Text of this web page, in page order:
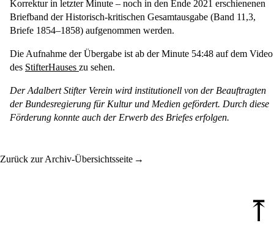
Korrektur in letzter Minute – noch in den Ende 2021 erschienenen
Briefband der Historisch-kritischen Gesamtausgabe (Band 11,3,
Briefe 1854–1858) aufgenommen werden.
Die Aufnahme der Übergabe ist ab der Minute 54:48 auf dem Video
des StifterHauses zu sehen.
Der Adalbert Stifter Verein wird institutionell von der Beauftragten
der Bundesregierung für Kultur und Medien gefördert. Durch diese
Förderung konnte auch der Erwerb des Briefes erfolgen.
Zurück zur Archiv-Übersichtsseite
⤒